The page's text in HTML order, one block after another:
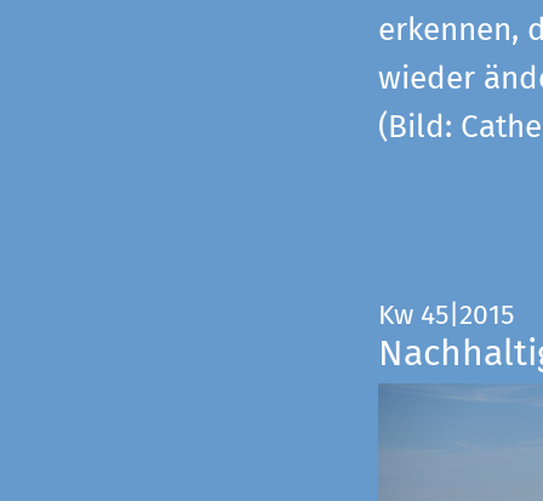
erkennen,
wieder
(Bild:
Kw 45|2015